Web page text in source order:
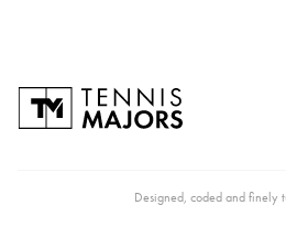
Designed, coded and finely